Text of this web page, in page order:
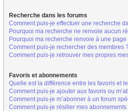
Recherche dans les forums
Comment puis-je effectuer une recherche
Pourquoi ma recherche ne renvoie aucun
Pourquoi ma recherche renvoie à une
Comment puis-je rechercher des membres
Comment puis-je retrouver mes propres
Favoris et abonnements
Quelle est la différence entre les favoris et
Comment puis-je ajouter aux favoris ou
Comment puis-je m’abonner à un forum
Comment puis-je résilier mes abonnements